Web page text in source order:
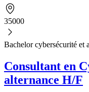
35000
Bachelor cybersécurité et
Consultant en
alternance H/F